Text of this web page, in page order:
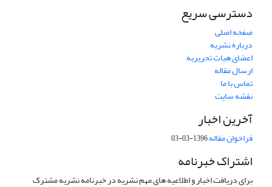
دسترسی سریع
صفحه اصلی
درباره نشریه
اعضای هیات تحریریه
ارسال مقاله
تماس با ما
نقشه سایت
آخرین اخبار
فراخوان مقاله1396-03-03
اشتراک خبرنامه
برای دریافت اخبار و اطلاعیه های مهم نشریه در خبرنامه نشریه مشترک